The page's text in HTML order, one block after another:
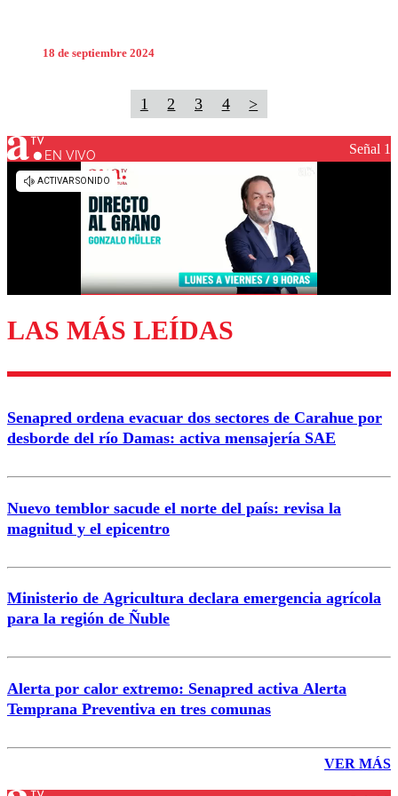
18 de septiembre 2024
1 2 3 4 >
EN VIVO Señal 1
LAS MÁS LEÍDAS
Senapred ordena evacuar dos sectores de Carahue por
desborde del río Damas: activa mensajería SAE
Nuevo temblor sacude el norte del país: revisa la
magnitud y el epicentro
Ministerio de Agricultura declara emergencia agrícola
para la región de Ñuble
Alerta por calor extremo: Senapred activa Alerta
Temprana Preventiva en tres comunas
VER MÁS